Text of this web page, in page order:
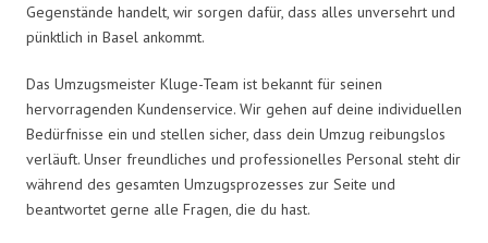
Gegenstände handelt, wir sorgen dafür, dass alles unversehrt und
pünktlich in Basel ankommt.
Das Umzugsmeister Kluge-Team ist bekannt für seinen
hervorragenden Kundenservice. Wir gehen auf deine individuellen
Bedürfnisse ein und stellen sicher, dass dein Umzug reibungslos
verläuft. Unser freundliches und professionelles Personal steht dir
während des gesamten Umzugsprozesses zur Seite und
beantwortet gerne alle Fragen, die du hast.